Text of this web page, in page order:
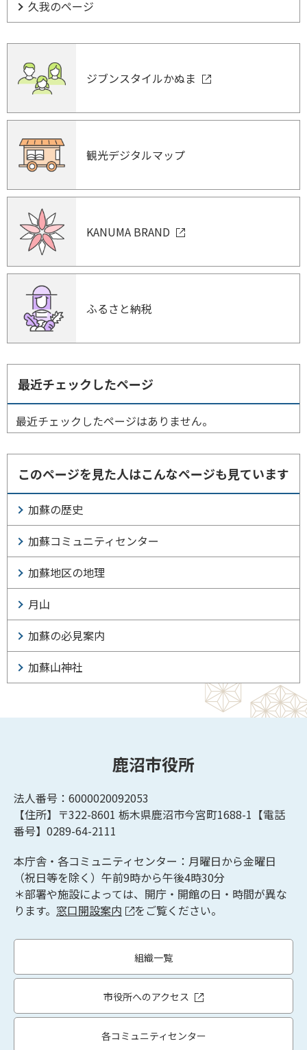
久我のページ
ジブンスタイルかぬま
観光デジタルマップ
KANUMA BRAND
ふるさと納税
最近チェックしたページ
最近チェックしたページはありません。
このページを見た人はこんなページも見ています
加蘇の歴史
加蘇コミュニティセンター
加蘇地区の地理
月山
加蘇の必見案内
加蘇山神社
鹿沼市役所
法人番号：6000020092053
【住所】〒322-8601 栃木県鹿沼市今宮町1688-1【電話
番号】0289-64-2111
本庁舎・各コミュニティセンター：月曜日から金曜日
（祝日等を除く）午前9時から午後4時30分
＊部署や施設によっては、開庁・開館の日・時間が異な
ります。 窓口開設案内 をご覧ください。
組織一覧
市役所へのアクセス
各コミュニティセンター